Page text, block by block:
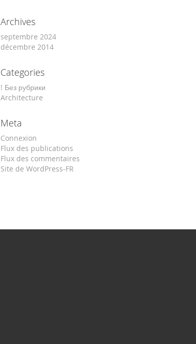
Archives
septembre 2024
décembre 2014
Categories
! Без рубрики
Architecture
Meta
Connexion
Flux des publications
Flux des commentaires
Site de WordPress-FR